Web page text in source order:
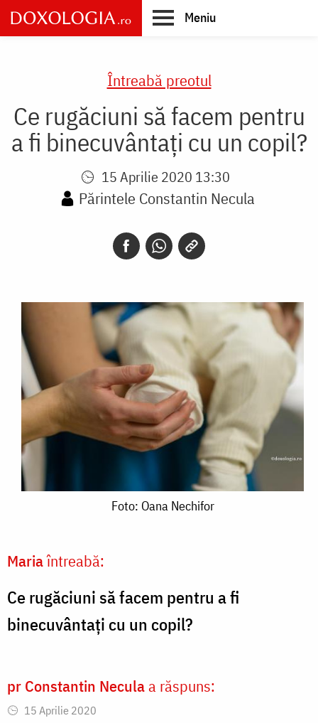
Skip
to
main
Meniu
Întreabă preotul
Ce rugăciuni să facem pentru
a fi binecuvântați cu un copil?
15 Aprilie 2020 13:30
Părintele Constantin Necula
Nechifor
Foto: Oana Nechifor
Mariaîntreabă:
Ce rugăciuni să facem pentru a fi
binecuvântați cu un copil?
pr Constantin Necula a răspuns:
15 Aprilie 2020